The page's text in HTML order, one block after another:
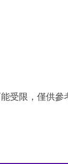
受限，僅供